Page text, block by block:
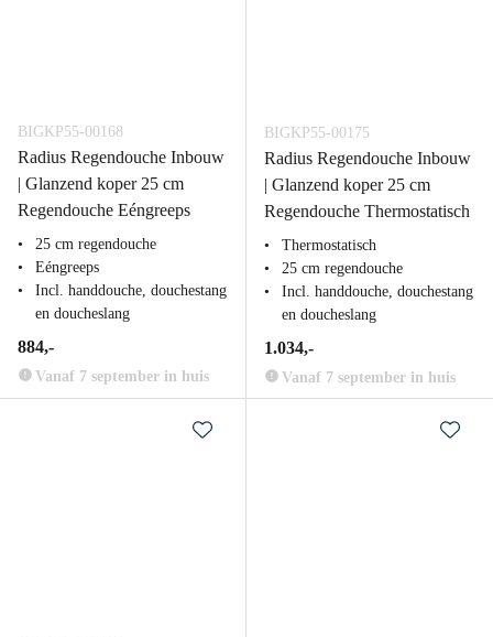
BIGKP55-00168
Radius Regendouche Inbouw
| Glanzend koper 25 cm
Regendouche Eéngreeps
25 cm regendouche
Eéngreeps
Incl. handdouche, douchestang
en doucheslang
884,-
Vanaf 7 september in huis
BIGKP55-00175
Radius Regendouche Inbouw
| Glanzend koper 25 cm
Regendouche Thermostatisch
Thermostatisch
25 cm regendouche
Incl. handdouche, douchestang
en doucheslang
1.034,-
Vanaf 7 september in huis